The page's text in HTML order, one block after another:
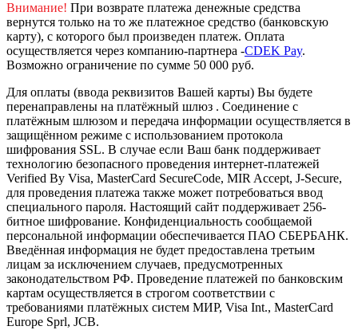
Внимание! При возврате платежа денежные средства
вернутся только на то же платежное средство (банковскую
карту), с которого был произведен платеж. Оплата
осуществляется через компанию-партнера -CDEK Pay.
Возможно ограничение по сумме 50 000 руб.
Для оплаты (ввода реквизитов Вашей карты) Вы будете
перенаправлены на платёжный шлюз . Соединение с
платёжным шлюзом и передача информации осуществляется в
защищённом режиме с использованием протокола
шифрования SSL. В случае если Ваш банк поддерживает
технологию безопасного проведения интернет-платежей
Verified By Visa, MasterCard SecureCode, MIR Accept, J-Secure,
для проведения платежа также может потребоваться ввод
специального пароля. Настоящий сайт поддерживает 256-
битное шифрование. Конфиденциальность сообщаемой
персональной информации обеспечивается ПАО СБЕРБАНК.
Введённая информация не будет предоставлена третьим
лицам за исключением случаев, предусмотренных
законодательством РФ. Проведение платежей по банковским
картам осуществляется в строгом соответствии с
требованиями платёжных систем МИР, Visa Int., MasterCard
Europe Sprl, JCB.